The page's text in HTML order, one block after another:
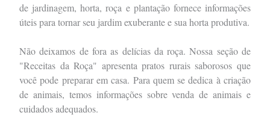
de jardinagem, horta, roça e plantação fornece informações
úteis para tornar seu jardim exuberante e sua horta produtiva.
Não deixamos de fora as delícias da roça. Nossa seção de
"Receitas da Roça" apresenta pratos rurais saborosos que
você pode preparar em casa. Para quem se dedica à criação
de animais, temos informações sobre venda de animais e
cuidados adequados.